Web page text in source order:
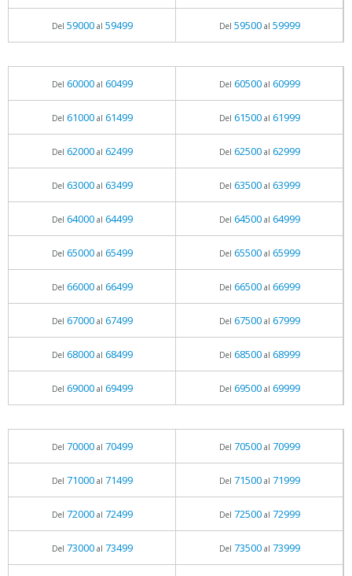
Del 59000al 59499 Del 59500al 59999
Del 60000al 60499 Del 60500al 60999
Del 61000al 61499 Del 61500al 61999
Del 62000al 62499 Del 62500al 62999
Del 63000al 63499 Del 63500al 63999
Del 64000al 64499 Del 64500al 64999
Del 65000al 65499 Del 65500al 65999
Del 66000al 66499 Del 66500al 66999
Del 67000al 67499 Del 67500al 67999
Del 68000al 68499 Del 68500al 68999
Del 69000al 69499 Del 69500al 69999
Del 70000al 70499 Del 70500al 70999
Del 71000al 71499 Del 71500al 71999
Del 72000al 72499 Del 72500al 72999
Del 73000al 73499 Del 73500al 73999